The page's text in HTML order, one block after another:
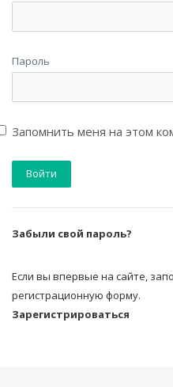
Пароль
Запомнить меня на этом
Забыли свой пароль?
Если вы впервые на сайте,
регистрационную форму.
Зарегистрироваться